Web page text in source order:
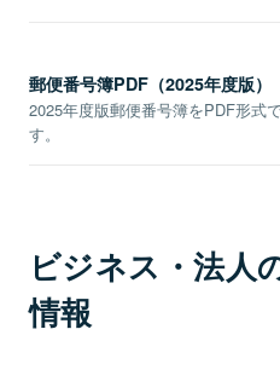
郵便番号簿PDF（2025年度版）
2025年度版郵便番号簿をPDF形式
す。
ビジネス・法人
情報